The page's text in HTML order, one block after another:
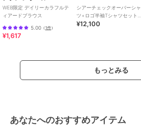
WEB限定 デイリーカラフルテ
ィアードブラウス
5.00 （1件）
¥1,617
シアーチェックオーバーシャ
ツ+ロゴ半袖Tシャツセット
(100~160cm)
¥12,100
もっとみる
あなたへのおすすめアイテム